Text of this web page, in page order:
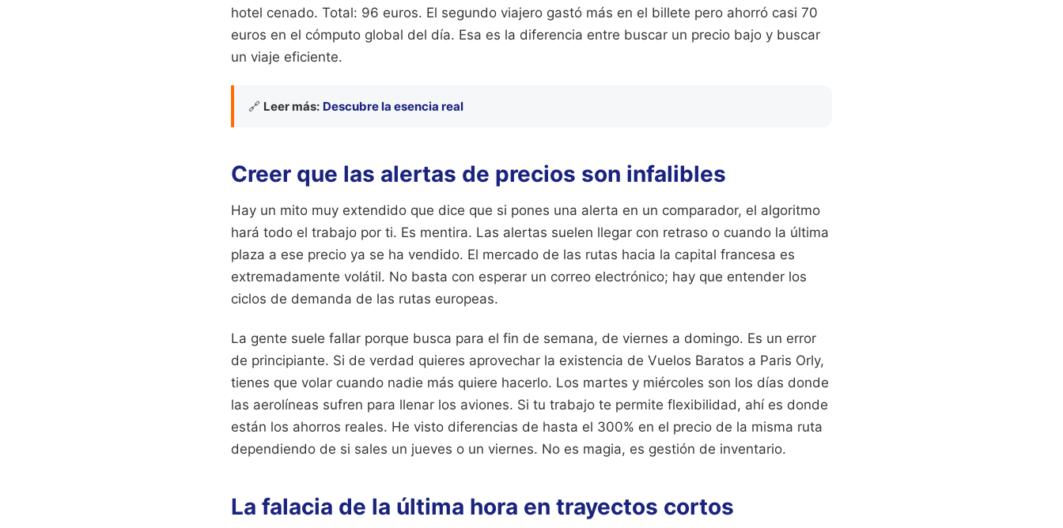
hotel cenado. Total: 96 euros. El segundo viajero gastó más en el billete pero ahorró casi 70
euros en el cómputo global del día. Esa es la diferencia entre buscar un precio bajo y buscar
un viaje eficiente.
🔗 Leer más: Descubre la esencia real
Creer que las alertas de precios son infalibles
Hay un mito muy extendido que dice que si pones una alerta en un comparador, el algoritmo
hará todo el trabajo por ti. Es mentira. Las alertas suelen llegar con retraso o cuando la última
plaza a ese precio ya se ha vendido. El mercado de las rutas hacia la capital francesa es
extremadamente volátil. No basta con esperar un correo electrónico; hay que entender los
ciclos de demanda de las rutas europeas.
La gente suele fallar porque busca para el fin de semana, de viernes a domingo. Es un error
de principiante. Si de verdad quieres aprovechar la existencia de Vuelos Baratos a Paris Orly,
tienes que volar cuando nadie más quiere hacerlo. Los martes y miércoles son los días donde
las aerolíneas sufren para llenar los aviones. Si tu trabajo te permite flexibilidad, ahí es donde
están los ahorros reales. He visto diferencias de hasta el 300% en el precio de la misma ruta
dependiendo de si sales un jueves o un viernes. No es magia, es gestión de inventario.
La falacia de la última hora en trayectos cortos